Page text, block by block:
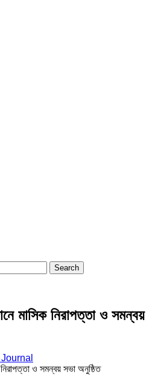
মাসিক নিরাপত্তা ও সমন্বয়